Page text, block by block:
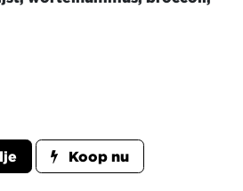
Koop nu